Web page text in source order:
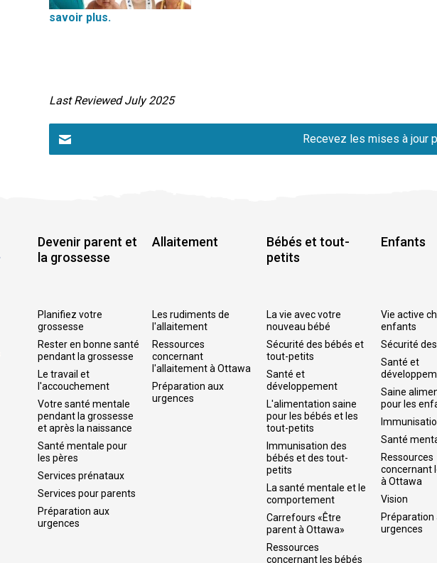
savoir plus.
Last Reviewed July 2025
Recevez les mises à jour
Devenir parent et
la grossesse
Planifiez votre
grossesse
Rester en bonne santé
pendant la grossesse
Le travail et
l'accouchement
Votre santé mentale
pendant la grossesse
et après la naissance
Santé mentale pour
les pères
Services prénataux
Services pour parents
Préparation aux
urgences
Allaitement
Les rudiments de
l'allaitement
Ressources
concernant
l'allaitement à Ottawa
Préparation aux
urgences
Bébés et tout-
petits
La vie avec votre
nouveau bébé
Sécurité des bébés et
tout-petits
Santé et
développement
L'alimentation saine
pour les bébés et les
tout-petits
Immunisation des
bébés et des tout-
petits
La santé mentale et le
comportement
Carrefours «Être
parent à Ottawa»
Ressources
concernant les bébés
Enfants
Vie active
enfants
Sécurité
Santé et
Saine
pour les
Santé
Ressources
concernant
à Ottawa
Vision
Préparation
urgences